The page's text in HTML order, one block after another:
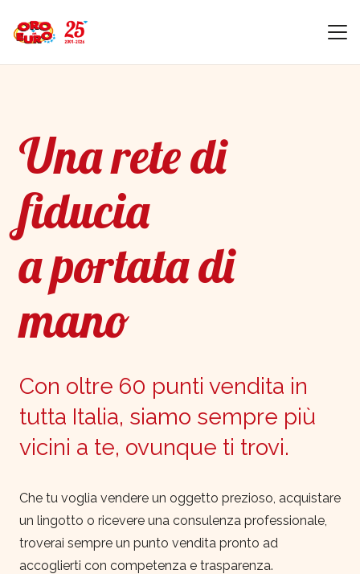
Una rete di
fiducia
a portata di
mano
Con oltre 60 punti vendita in
tutta Italia, siamo sempre più
vicini a te, ovunque ti trovi.
Che tu voglia vendere un oggetto prezioso, acquistare
un lingotto o ricevere una consulenza professionale,
troverai sempre un punto vendita pronto ad
accoglierti con competenza e trasparenza.